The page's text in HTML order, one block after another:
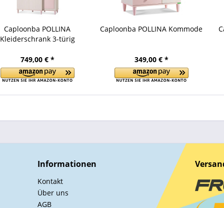
Caploonba POLLINA
Kleiderschrank 3-türig
749,00 € *
Caploonba POLLINA Kommode
349,00 € *
Informationen
Kontakt
Über uns
AGB